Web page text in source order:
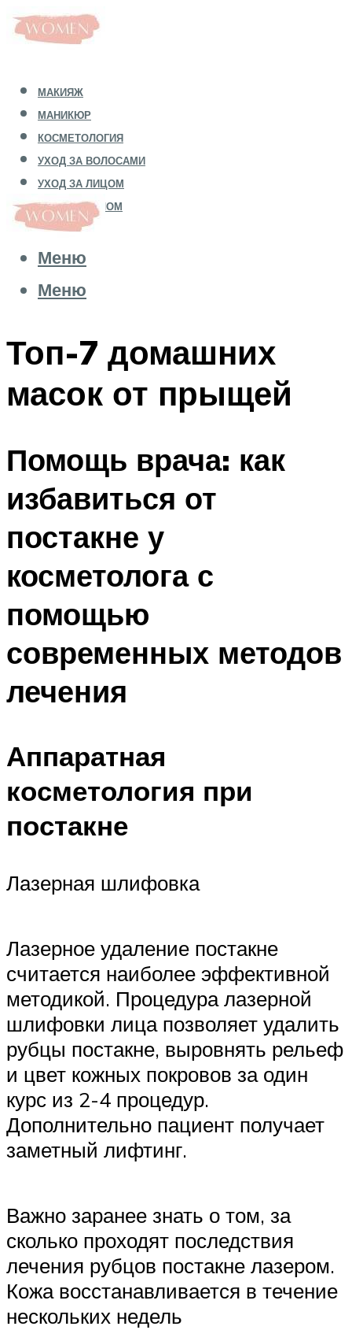
МАКИЯЖ
МАНИКЮР
КОСМЕТОЛОГИЯ
УХОД ЗА ВОЛОСАМИ
УХОД ЗА ЛИЦОМ
УХОД ЗА ТЕЛОМ
Меню
Меню
Топ-7 домашних
масок от прыщей
Помощь врача: как
избавиться от
постакне у
косметолога с
помощью
современных методов
лечения
Аппаратная
косметология при
постакне
Лазерная шлифовка
Лазерное удаление постакне
считается наиболее эффективной
методикой. Процедура лазерной
шлифовки лица позволяет удалить
рубцы постакне, выровнять рельеф
и цвет кожных покровов за один
курс из 2-4 процедур.
Дополнительно пациент получает
заметный лифтинг.
Важно заранее знать о том, за
сколько проходят последствия
лечения рубцов постакне лазером.
Кожа восстанавливается в течение
нескольких недель